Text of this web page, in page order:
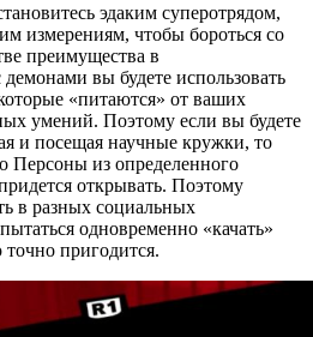
эдаким суперотрядом,
измерениям, чтобы бороться со
преимущества в
вы будете использовать
«питаются» от ваших
умений. Поэтому если вы будете
и посещая научные кружки, то
Персоны из определенного
открывать. Поэтому
в разных социальных
одновременно «качать»
пригодится.